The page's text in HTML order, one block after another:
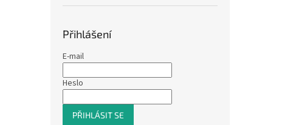
Přihlášení
E-mail
Heslo
PŘIHLÁSIT SE